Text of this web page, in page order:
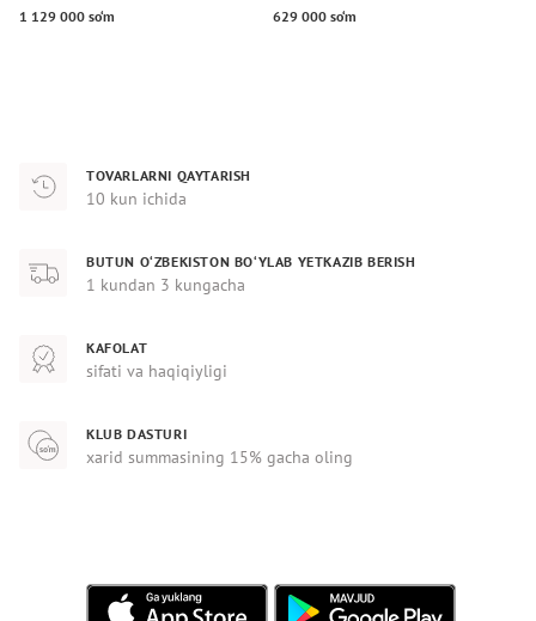
1 129 000 so‘m 629 000 so‘m
TOVARLARNI QAYTARISH
10 kun ichida
BUTUN O‘ZBEKISTON BO‘YLAB YETKAZIB BERISH
1 kundan 3 kungacha
KAFOLAT
sifati va haqiqiyligi
KLUB DASTURI
xarid summasining 15% gacha oling